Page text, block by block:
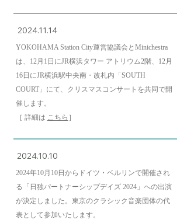
2024.11.14
YOKOHAMA Station City運営協議会とMinichestra
は、
12月1日にJR横浜タワー アトリウム2階、12月
16日にJR横浜駅中央南・改札内「SOUTH
COURT」にて、クリスマスコンサートを共同で開
催します。
［ 詳細は こちら ］
2024.10.10
2024年10月10日からドイツ・ベルリンで開催され
る 「日独パートナーシップデイズ 2024」への出演
が決定しました。東京のクラシック音楽団体の代
表として参加いたします。